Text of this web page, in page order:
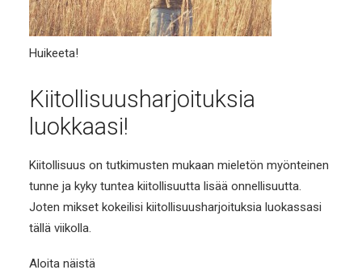
Huikeeta!
Kiitollisuusharjoituksia
luokkaasi!
Kiitollisuus on tutkimusten mukaan mieletön myönteinen
tunne ja kyky tuntea kiitollisuutta lisää onnellisuutta.
Joten mikset kokeilisi kiitollisuusharjoituksia luokassasi
tällä viikolla.
Aloita näistä